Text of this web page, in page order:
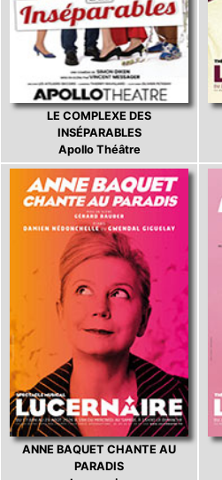
LE COMPLEXE DES
INSÉPARABLES
Apollo Théâtre
ANNE BAQUET CHANTE AU
PARADIS